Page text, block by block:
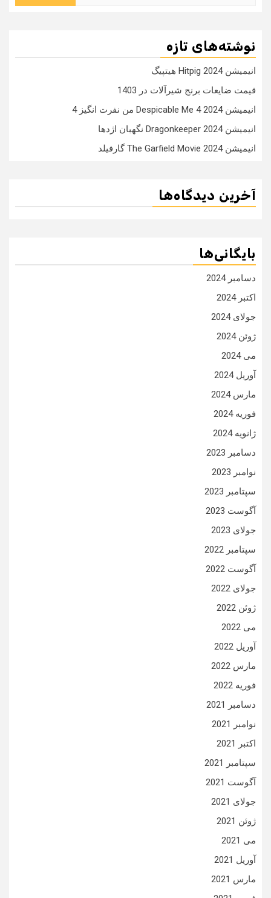
نوشته‌های تازه
انیمیشن Hitpig 2024 هیتپیگ
قیمت ضایعات برنج شیرآلات در 1403
انیمیشن Despicable Me 4 2024 من نفرت انگیز 4
انیمیشن Dragonkeeper 2024 نگهبان اژدها
انیمیشن The Garfield Movie 2024 گارفیلد
آخرین دیدگاه‌ها
بایگانی‌ها
دسامبر 2024
اکتبر 2024
جولای 2024
ژوئن 2024
می 2024
آوریل 2024
مارس 2024
فوریه 2024
ژانویه 2024
دسامبر 2023
نوامبر 2023
سپتامبر 2023
آگوست 2023
جولای 2023
سپتامبر 2022
آگوست 2022
جولای 2022
ژوئن 2022
می 2022
آوریل 2022
مارس 2022
فوریه 2022
دسامبر 2021
نوامبر 2021
اکتبر 2021
سپتامبر 2021
آگوست 2021
جولای 2021
ژوئن 2021
می 2021
آوریل 2021
مارس 2021